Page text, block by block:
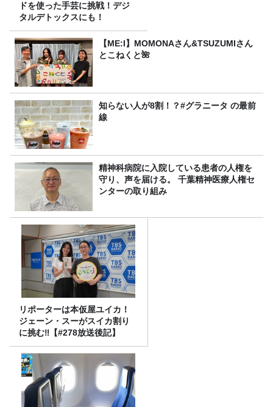
ドを使った手芸に挑戦！デジ
タルデトックスにも！
【ME:I】MOMONAさん&TSUZUMIさん
とこねくと🌺
知らない人が8割！？#グラニータ の最前
線
精神科病院に入院している患者の人権を
守り、声を届ける。 千葉精神医療人権セ
ンターの取り組み
リポーターは本仮屋ユイカ！
ジェーン・スーがスイカ割り
に挑む‼【#278放送後記】